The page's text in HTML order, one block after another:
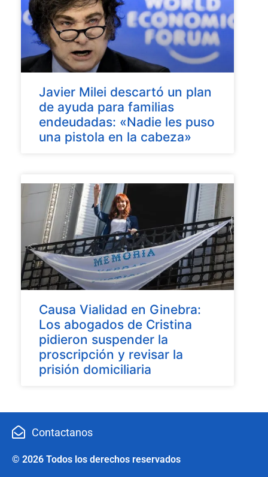
Javier Milei descartó un plan
de ayuda para familias
endeudadas: «Nadie les puso
una pistola en la cabeza»
Causa Vialidad en Ginebra:
Los abogados de Cristina
pidieron suspender la
proscripción y revisar la
prisión domiciliaria
Contactanos
© 2026 Todos los derechos reservados